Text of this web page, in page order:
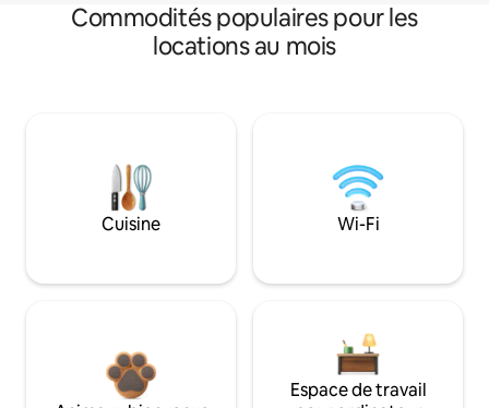
Commodités populaires pour les
locations au mois
Cuisine Wi-Fi
Espace de travail